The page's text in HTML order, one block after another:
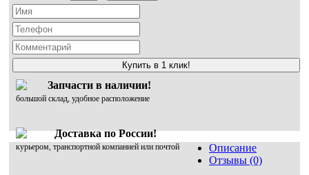
Купить в 1 клик!
Запчасти в наличии!
большой склад, удобное расположение
Доставка по России!
курьером, транспортной компанией или почтой
Описание
Отзывы (0)